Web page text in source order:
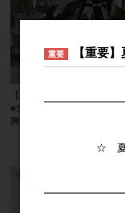
■SOW（ソウ）■ スタンド
脚 カッパー
重要 【重要
☆ 夏季休業